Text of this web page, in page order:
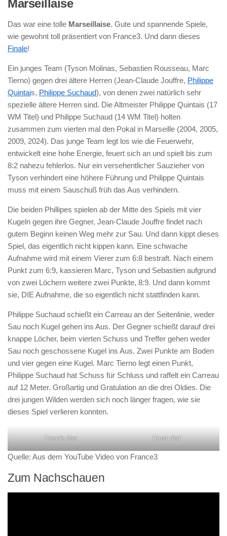
Marseillaise
Das war eine tolle Marseillaise. Gute und spannende Spiele,
wie gewohnt toll präsentiert von France3. Und dann dieses
Finale!
Ein junges Team (Tyson Molinas, Sebastien Rousseau, Marc
Tierno) gegen drei ältere Herren (Jean-Claude Jouffre, Philippe
Quintais, Philippe Suchaud), von denen zwei natürlich sehr
spezielle ältere Herren sind. Die Altmeister Philippe Quintais (17
WM Titel) und Philippe Suchaud (14 WM Titel) holten
zusammen zum vierten mal den Pokal in Marseille (2004, 2005,
2009, 2024). Das junge Team legt los wie die Feuerwehr,
entwickelt eine hohe Energie, feuert sich an und spielt bis zum
8:2 nahezu fehlerlos. Nur ein versehentlicher Sauzieher von
Tyson verhindert eine höhere Führung und Philippe Quintais
muss mit einem Sauschuß früh das Aus verhindern.
Die beiden Phillipes spielen ab der Mitte des Spiels mit vier
Kugeln gegen ihre Gegner, Jean-Claude Jouffre findet nach
gutem Beginn keinen Weg mehr zur Sau. Und dann kippt dieses
Spiel, das eigentlich nicht kippen kann. Eine schwache
Aufnahme wird mit einem Vierer zum 6:8 bestraft. Nach einem
Punkt zum 6:9, kassieren Marc, Tyson und Sebastien aufgrund
von zwei Löchern weitere zwei Punkte, 8:9. Und dann kommt
sie, DIE Aufnahme, die so eigentlich nicht stattfinden kann.
Philippe Suchaud schießt ein Carreau an der Seitenlinie, weder
Sau noch Kugel gehen ins Aus. Der Gegner schießt darauf drei
knappe Löcher, beim vierten Schuss und Treffer gehen weder
Sau noch geschossene Kugel ins Aus. Zwei Punkte am Boden
und vier gegen eine Kugel. Marc Tierno legt einen Punkt,
Philippe Suchaud hat Schuss für Schluss und raffelt ein Carreau
auf 12 Meter. Großartig und Gratulation an die drei Oldies. Die
drei jungen Wilden werden sich noch länger fragen, wie sie
dieses Spiel verlieren konnten.
Freude hier Frust dort
Quelle: Aus dem YouTube Video von France3
Zum Nachschauen